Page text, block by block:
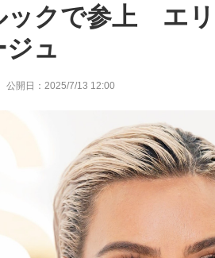
ックで参上 エ
ュ
公開日：2025/7/13 12:00